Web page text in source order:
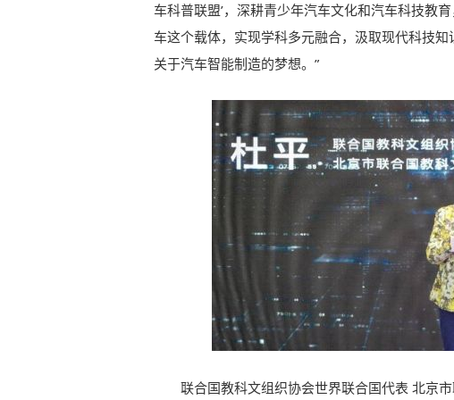
车科普联盟’，深耕青少年汽车文化和汽车科技教
车这个载体，实现学科多元融合，汲取现代科技
关于汽车智能制造的梦想。”
联合国教科文组织协会世界联合国代表 北京